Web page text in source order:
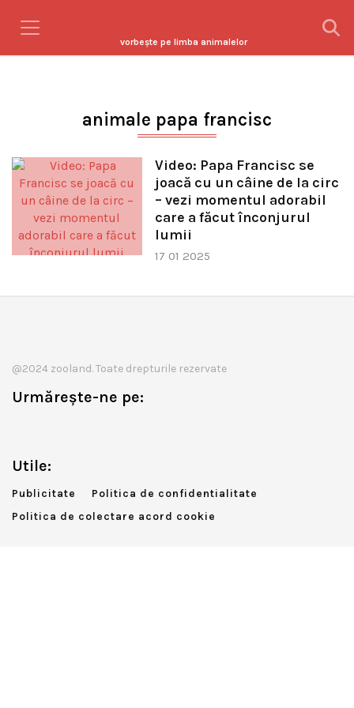
vorbeşte pe limba animalelor
animale papa francisc
Video: Papa Francisc se
joacă cu un câine de la circ
– vezi momentul adorabil
care a făcut înconjurul
lumii
17 01 2025
@2024 zooland. Toate drepturile rezervate
Urmărește-ne pe:
Utile:
Publicitate
Politica de confidentialitate
Politica de colectare acord cookie